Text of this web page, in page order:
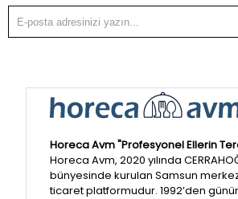
Horeca Avm "Profesyonel Ellerin
Horeca Avm, 2020 yılında
bünyesinde kurulan Samsun
ticaret platformudur. 1992’den